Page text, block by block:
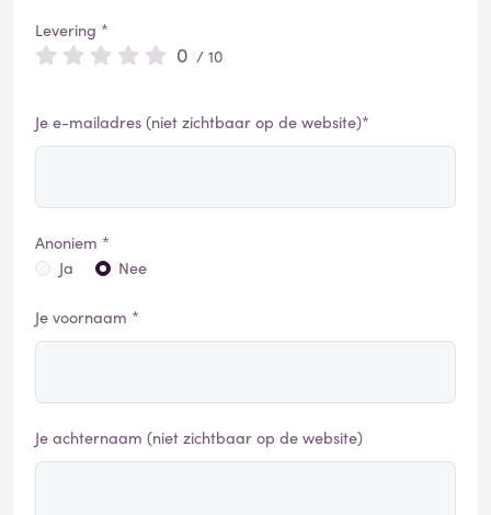
Levering *
0 / 10
Je e-mailadres (niet zichtbaar op de website)*
Anoniem *
Ja
Nee
Je voornaam *
Je achternaam (niet zichtbaar op de website)